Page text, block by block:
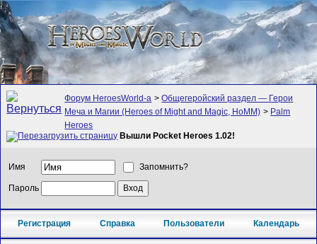
Форум HeroesWorld-а >Общегеройский раздел — Герои
Меча и Магии (Heroes of Might and Magic, HoMM) > Palm
Heroes
Вышли Pocket Heroes 1.02!
Имя Запомнить?
Пароль
Регистрация Справка Пользователи Календарь